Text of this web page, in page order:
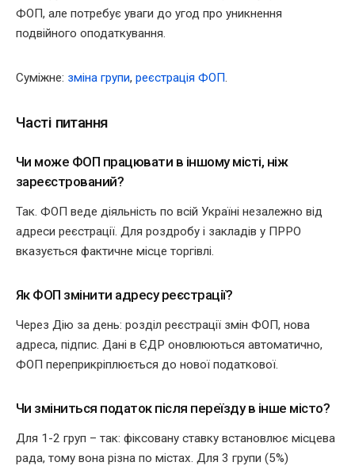
ФОП, але потребує уваги до угод про уникнення
подвійного оподаткування.
Суміжне: зміна групи, реєстрація ФОП
Часті питання
Чи може ФОП працювати в іншому місті, ніж
зареєстрований?
Так. ФОП веде діяльність по всій Україні незалежно від
адреси реєстрації. Для роздробу і закладів у ПРРО
вказується фактичне місце торгівлі.
Як ФОП змінити адресу реєстрації?
Через Дію за день: розділ реєстрації змін ФОП, нова
адреса, підпис. Дані в ЄДР оновлюються автоматично,
ФОП переприкріплюється до нової податкової.
Чи зміниться податок після переїзду в інше місто?
Для 1-2 груп – так: фіксовану ставку встановлює місцева
рада, тому вона різна по містах. Для 3 групи (5%)